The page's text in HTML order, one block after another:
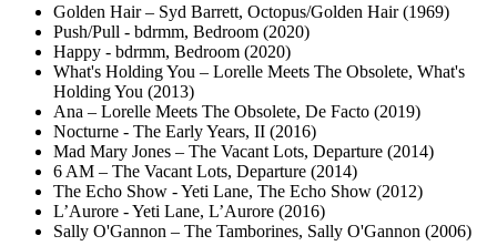
Golden Hair – Syd Barrett, Octopus/Golden Hair (1969)
Push/Pull - bdrmm, Bedroom (2020)
Happy - bdrmm, Bedroom (2020)
What's Holding You – Lorelle Meets The Obsolete, What's
Holding You (2013)
Ana – Lorelle Meets The Obsolete, De Facto (2019)
Nocturne - The Early Years, II (2016)
Mad Mary Jones – The Vacant Lots, Departure (2014)
6 AM – The Vacant Lots, Departure (2014)
The Echo Show - Yeti Lane, The Echo Show (2012)
L’Aurore - Yeti Lane, L’Aurore (2016)
Sally O'Gannon – The Tamborines, Sally O'Gannon (2006)